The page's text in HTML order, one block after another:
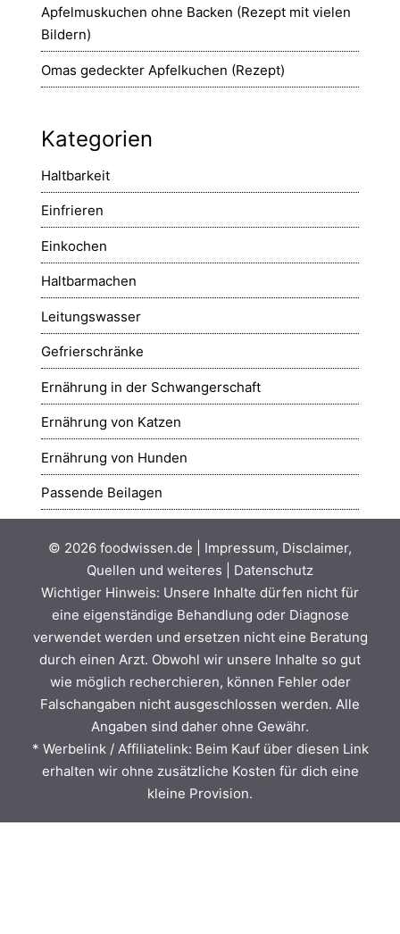
Apfelmuskuchen ohne Backen (Rezept mit vielen
Bildern)
Omas gedeckter Apfelkuchen (Rezept)
Kategorien
Haltbarkeit
Einfrieren
Einkochen
Haltbarmachen
Leitungswasser
Gefrierschränke
Ernährung in der Schwangerschaft
Ernährung von Katzen
Ernährung von Hunden
Passende Beilagen
© 2026 foodwissen.de
Impressum, Disclaimer,
Quellen und weiteres
Datenschutz
Wichtiger Hinweis: Unsere Inhalte dürfen nicht für
eine eigenständige Behandlung oder Diagnose
verwendet werden und ersetzen nicht eine Beratung
durch einen Arzt. Obwohl wir unsere Inhalte so gut
wie möglich recherchieren, können Fehler oder
Falschangaben nicht ausgeschlossen werden. Alle
Angaben sind daher ohne Gewähr.
* Werbelink / Affiliatelink: Beim Kauf über diesen Link
erhalten wir ohne zusätzliche Kosten für dich eine
kleine Provision.